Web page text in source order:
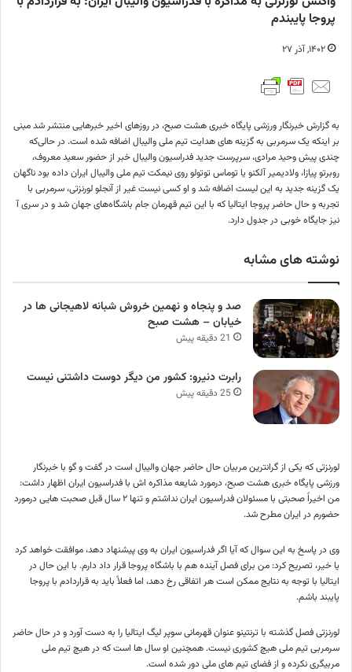
پروجا پایبندم
۱۴۰۲, آذر ۲۷
به گزارش خبرنگار ورزشی پایگاه خبری هشت صبح، در روزهای اخیر خبرهایی منتشر شد مبنی
بر اینکه یک سرمربی به گزینه های هدایت تیم ملی والیبال اضافه شده است. در حالی‌که
چندی پیش وحید مرادی، سرپرست جدید فدراسیون والیبال خبر از حضور سعید معروف،
روبرتو پیازا، ولادیمیر آلکنو یا توماس توتولو روی نیمکت تیم ملی والیبال ایران داده بود ناگهان
یک گزینه جدید به این لیست اضافه شد و او کسی نیست غیر از آنجلو لورنزتی، سرمربی با
تجربه و حال حاضر پروجا ایتالیا که با این تیم قهرمان جام باشگاه‌های جهان شد و در سری آ
نیز جایگاه خوبی در جدول دارد.
نوشته های مشابه
صد و پنجاه و نهمین خروش شبانه لاهیجانی ها در
خیابان – هشت صبح
21 دقیقه پیش
رابرت دنیرو: کشور من دیگر دوست داشتنی نیست
25 دقیقه پیش
لورنزتی که یکی از گرانترین مربیان حال حاضر جهان والیبال است در گفت و گو با خبرنگار
ورزشی پایگاه خبری هشت صبح، درمورد شایعه مذاکره اش با فدراسیون ایران اظهار داشت:
من اخیراً صحبتی با مسئولان فدراسیون ایران نداشتم و تنها ۲ سال قبل صحبت هایی درمورد
حضورم در ایران مطرح شد.
وی در پاسخ به این سوال که آیا اگر فدراسیون ایران به وی پیشنهاد دهد، موافقت خواهد کرد
یا خیر، تصریح کرد: من برای فصل آینده هم با باشگاه پروجا قرار داد دارم. با این حال در
ایتالیا با توجه به نتایج ممکن است هر اتفاقی رخ دهد، اما فعلاً باید به قراردادم با پروجا
پایبند باشم.
لورنزتی فصل گذشته با ترنتینو عنوان قهرمانی سوپر لیگ ایتالیا را به دست آورد و در حال حاضر
سرمربی تیم ملی هیچ کشوری نیست. همچنین او سال ها است که در هیچ تیم ملی
مربیگری نکرده و از فضای تیم های ملی دور شده است.